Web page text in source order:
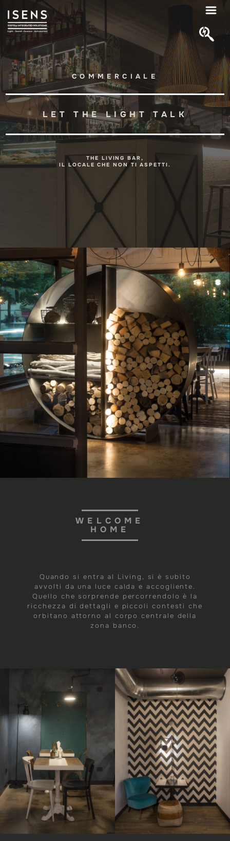
COMMERCIALE
LET THE LIGHT TALK
THE LIVING BAR,
IL LOCALE CHE NON TI ASPETTI.
WELCOME
HOME
Quando si entra al Living, si è subito
avvolti da una luce calda e accogliente.
Quello che sorprende percorrendolo è la
ricchezza di dettagli e piccoli contesti che
orbitano attorno al corpo centrale della
zona banco.